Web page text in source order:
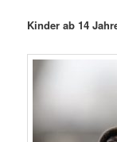
Kinder ab 14